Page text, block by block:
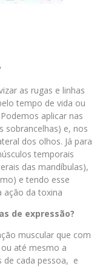
as rugas e linhas
tempo de vida ou
aplicar nas
sobrancelhas) e, nos
dos olhos. Já para
temporais
das mandíbulas),
e tendo esse
ação da toxina
de expressão?
muscular que com
até mesmo a
de cada pessoa, e